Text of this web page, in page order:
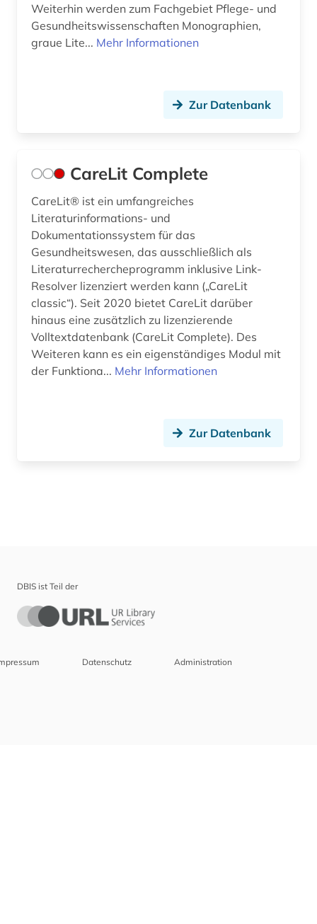
Weiterhin werden zum Fachgebiet Pflege- und
Gesundheitswissenschaften Monographien,
graue Lite... Mehr Informationen
Zur Datenbank
CareLit Complete
CareLit® ist ein umfangreiches
Literaturinformations- und
Dokumentationssystem für das
Gesundheitswesen, das ausschließlich als
Literaturrechercheprogramm inklusive Link-
Resolver lizenziert werden kann („CareLit
classic“). Seit 2020 bietet CareLit darüber
hinaus eine zusätzlich zu lizenzierende
Volltextdatenbank (CareLit Complete). Des
Weiteren kann es ein eigenständiges Modul mit
der Funktiona... Mehr Informationen
Zur Datenbank
DBIS ist Teil der
Datenschutz Administration